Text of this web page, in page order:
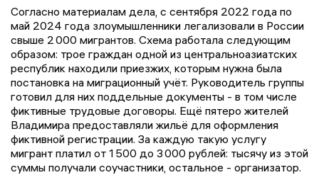
Согласно материалам дела, с сентября 2022 года по
май 2024 года злоумышленники легализовали в России
свыше 2 000 мигрантов. Схема работала следующим
образом: трое граждан одной из центральноазиатских
республик находили приезжих, которым нужна была
постановка на миграционный учёт. Руководитель группы
готовил для них поддельные документы - в том числе
фиктивные трудовые договоры. Ещё пятеро жителей
Владимира предоставляли жильё для оформления
фиктивной регистрации. За каждую такую услугу
мигрант платил от 1 500 до 3 000 рублей: тысячу из этой
суммы получали соучастники, остальное - организатор.